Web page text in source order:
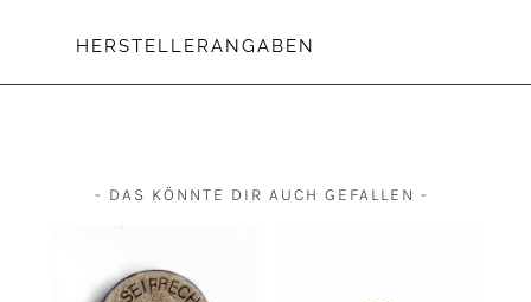
HERSTELLERANGABEN
- DAS KÖNNTE DIR AUCH GEFALLEN -